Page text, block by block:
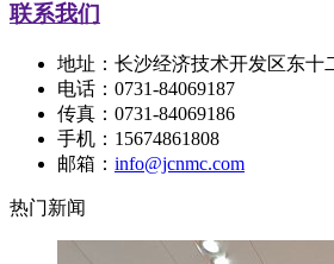
联系我们
地址：长沙经济技术开发区东十
电话：0731-84069187
传真：0731-84069186
手机：15674861808
邮箱： info@jcnmc.com
热门新闻